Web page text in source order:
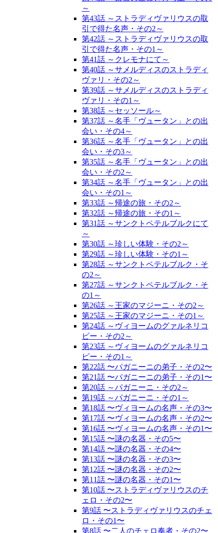
～
第43話 ～ストラディヴァリウスの取
引で得た名声・その2～
第42話 ～ストラディヴァリウスの取
引で得た名声・その1～
第41話 ～クレモナにて～
第40話 ～サメルディスのストラディ
ヴァリ・その2～
第39話 ～サメルディスのストラディ
ヴァリ・その1～
第38話 ～セッソール～
第37話 ～名手「ヴュータン」との出
会い・その4～
第36話 ～名手「ヴュータン」との出
会い・その3～
第35話 ～名手「ヴュータン」との出
会い・その2～
第34話 ～名手「ヴュータン」との出
会い・その1～
第33話 ～帰途の旅・その2～
第32話 ～帰途の旅・その1～
第31話 ～サンクトペテルブルクにて
～
第30話 ～珍しい体験・その2～
第29話 ～珍しい体験・その1～
第28話 ～サンクトペテルブルク・そ
の2～
第27話 ～サンクトペテルブルク・そ
の1～
第26話 ～王家のマジーニ・その2～
第25話 ～王家のマジーニ・その1～
第24話 ～ヴィヨームのグァルネリコ
ピー・その2～
第23話 ～ヴィヨームのグァルネリコ
ピー・その1～
第22話 〜パガニーニの弟子・その2〜
第21話 〜パガニーニの弟子・その1〜
第20話 ～パガニーニ・その2～
第19話 ～パガニーニ・その1～
第18話 〜ヴィヨームの名声・その3〜
第17話 〜ヴィヨームの名声・その2〜
第16話 〜ヴィヨームの名声・その1〜
第15話 〜謎の名器・その5〜
第14話 〜謎の名器・その4〜
第13話 〜謎の名器・その3〜
第12話 〜謎の名器・その2〜
第11話 〜謎の名器・その1〜
第10話 〜ストラディヴァリウスのチ
ェロ・その2〜
第9話 〜ストラディヴァリウスのチェ
ロ・その1〜
第8話 〜二人のチェロ奏者・その2〜